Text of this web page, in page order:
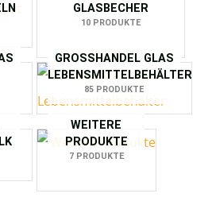
GLASBECHER
10 PRODUKTE
L
GROSSHANDEL GLAS L
EBENSMITTELBEHÄLTER
85 PRODUKTE
WEITERE
PRODUKTE
7 PRODUKTE